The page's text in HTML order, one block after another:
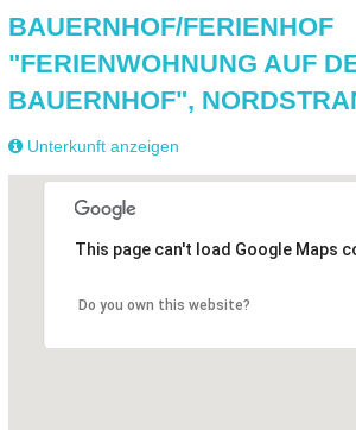
BAUERNHOF/FERIENHOF
"FERIENWOHNUNG AUF
BAUERNHOF",
Unterkunft anzeigen
This page can't load Google Maps
Do you own this website?